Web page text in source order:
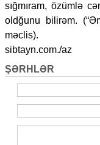
sığmıram, özümlə
oldğunu bilirəm.
məclis).
sibtayn.com./az
ŞƏRHLƏR